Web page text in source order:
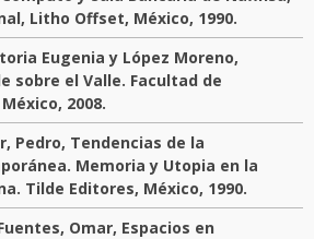
Litho Offset, México, 1990.
Eugenia y López Moreno,
sobre el Valle. Facultad de
2008.
Pedro, Tendencias de la
Memoria y Utopia en la
Tilde Editores, México, 1990.
Omar, Espacios en